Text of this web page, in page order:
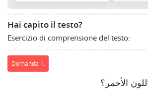
Hai capito il testo?
Esercizio di comprensione del testo:
Domanda 1:
الأحمر؟